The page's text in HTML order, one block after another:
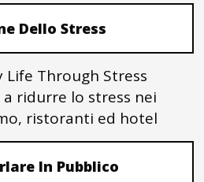
Dello Stress
Life Through Stress
ridurre lo stress nei
ristoranti ed hotel
In Pubblico